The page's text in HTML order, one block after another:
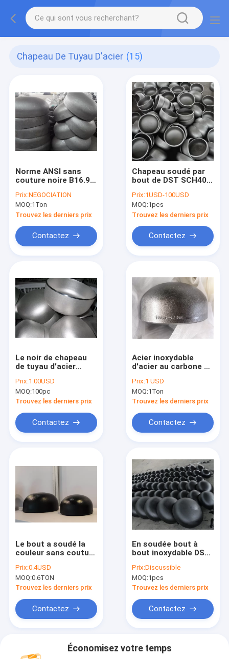
Chapeau De Tuyau D'acier (15)
Norme ANSI sans
couture noire B16.9
montures de tuyau
d'acier de grand
diamètre
Prix:NEGOCIATION
MOQ:1Ton
Trouvez les derniers prix
Contactez
Chapeau soudé par
bout de DST SCH40
adaptant la peinture
noire ASME B16.9
Prix:1USD-100USD
MOQ:1pcs
Trouvez les derniers prix
Contactez
Le noir de chapeau
de tuyau d'acier
galvanisé l'acier
inoxydable ASTM
A182 F304
Prix:1.00USD
MOQ:100pc
Trouvez les derniers prix
Contactez
Acier inoxydable
d'acier au carbone de
d'acier de GOST d'en
JIS de la norme ANSI
B16.9 DIN
Prix:1 USD
MOQ:1Ton
Trouvez les derniers prix
Contactez
Le bout a soudé la
couleur sans couture
de chapeau de tuyau
d'acier au carbone de
HDG
Prix:0.4USD
MOQ:0.6TON
Trouvez les derniers prix
Contactez
En soudée bout à
bout inoxydable DST
DIN2617 JIS d'Asme
B16.9 4 pouces
chapeau de tuyau
pouces
Prix:Discussible
MOQ:1pcs
Trouvez les derniers prix
Contactez
Économisez votre temps